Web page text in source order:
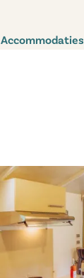
Accommodaties